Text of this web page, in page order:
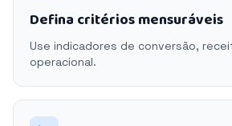
Defina critérios mensuráveis
Use indicadores de conversão,
operacional.